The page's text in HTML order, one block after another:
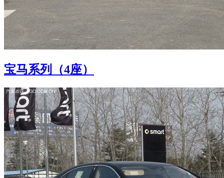
宝马系列（4座）